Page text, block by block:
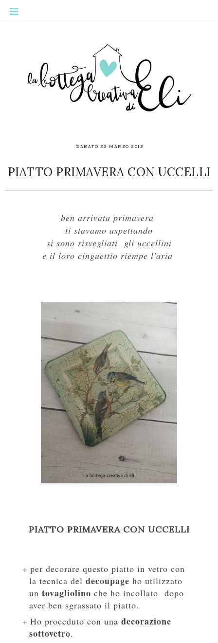
SABATO 23 MARZO 2013
PIATTO PRIMAVERA CON UCCELLI
ben arrivata primavera
ti stavamo aspettando
si sono risvegliati gli uccellini
e il loro cinguettio riempe l'aria
PIATTO PRIMAVERA CON UCCELLI
per decorare questo piatto in vetro con
la tecnica del decoupage ho utilizzato
un tovagliolino che ho incollato dopo
aver ben sgrassato il piatto.
Ho proceduto con una decorazione
sottovetro.